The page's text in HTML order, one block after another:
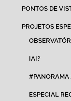
PONTOS DE
PROJETOS
IAI?
#PANORAMA
ESPECIAL